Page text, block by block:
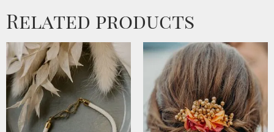
Related products